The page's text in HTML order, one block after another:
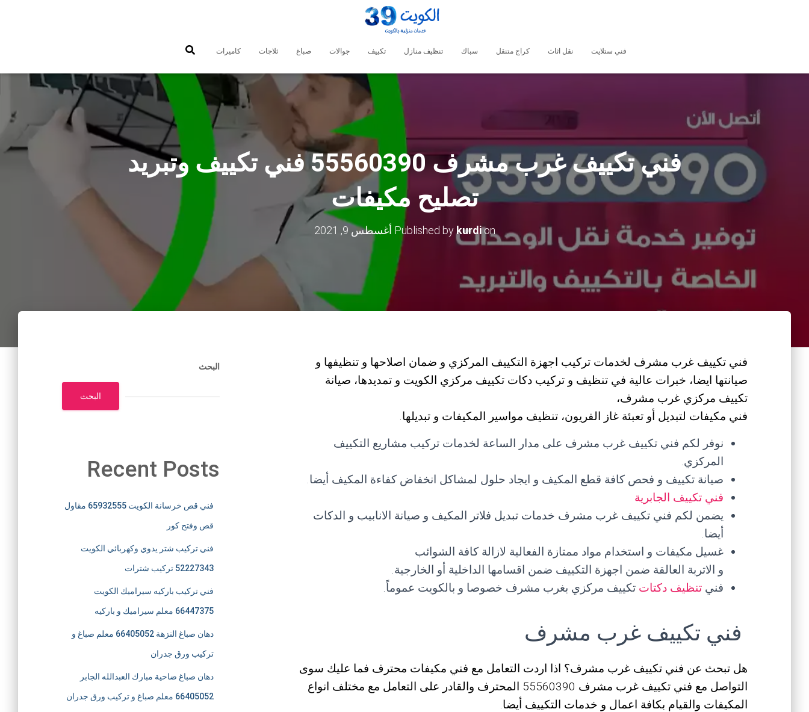
فني ستلايت نقل اثاث كراج متنقل سباك تنظيف منازل تكييف جوالات صباغ ثلاجات كاميرات
فني تكييف غرب مشرف 55560390 فني تكييف وتبريد
تصليح مكيفات
Published bykurdion أغسطس 9, 2021
فني تكييف غرب مشرف لخدمات تركيب اجهزة التكييف المركزي و ضمان اصلاحها و تنظيفها و
صيانتها ايضا، خبرات عالية في تنظيف و تركيب دكات تكييف مركزي الكويت و تمديدها، صيانة
تكييف مركزي غرب مشرف،
فني مكيفات لتبديل أو تعبئة غاز الفريون، تنظيف مواسير المكيفات و تبديلها.
نوفر لكم فني تكييف غرب مشرف على مدار الساعة لخدمات تركيب مشاريع التكييف
المركزي.
صيانة تكييف و فحص كافة قطع المكيف و ايجاد حلول لمشاكل انخفاض كفاءة المكيف أيضا.
فني تكييف الجابرية
يضمن لكم فني تكييف غرب مشرف خدمات تبديل فلاتر المكيف و صيانة الانابيب و الدكات
أيضا.
غسيل مكيفات و استخدام مواد ممتازة الفعالية لازالة كافة الشوائب
و الاتربة العالقة ضمن اجهزة التكييف ضمن اقسامها الداخلية أو الخارجية.
فني تنظيف دكتات تكييف مركزي بغرب مشرف خصوصا و بالكويت عموماً.
فني تكييف غرب مشرف
هل تبحث عن فني تكييف غرب مشرف؟ اذا اردت التعامل مع فني مكيفات محترف فما عليك سوى
التواصل مع فني تكييف غرب مشرف 55560390 المحترف والقادر على التعامل مع مختلف انواع
المكيفات والقيام بكافة اعمال و خدمات التكييف أيضا.
البحث
البحث
Recent Posts
فني قص خرسانة الكويت 65932555 مقاول
قص وفتح كور
فني تركيب شتر يدوي وكهربائي الكويت
52227343 تركيب شترات
فني تركيب باركيه سيراميك الكويت
66447375 معلم سيراميك و باركيه
دهان صباغ النزهة 66405052 معلم صباغ و
تركيب ورق جدران
دهان صباغ ضاحية مبارك العبدالله الجابر
66405052 معلم صباغ و تركيب ورق جدران